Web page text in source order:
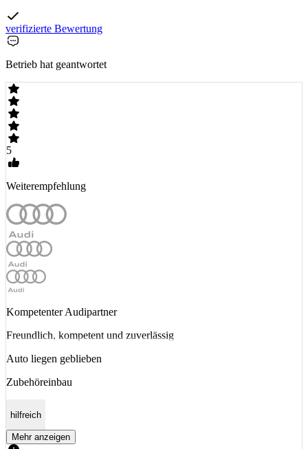
verifizierte Bewertung
Betrieb hat geantwortet
5
Weiterempfehlung
Kompetenter Audipartner
Freundlich, kompetent und zuverlässig
Auto liegen geblieben
Zubehöreinbau
hilfreich
Mehr anzeigen